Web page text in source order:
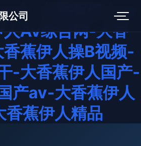
个-大香蕉伊人av
Av综合网-大香
蕉伊人操B视频-
-大香蕉伊人国产-
产av-大香蕉伊人
香蕉伊人精品
公司